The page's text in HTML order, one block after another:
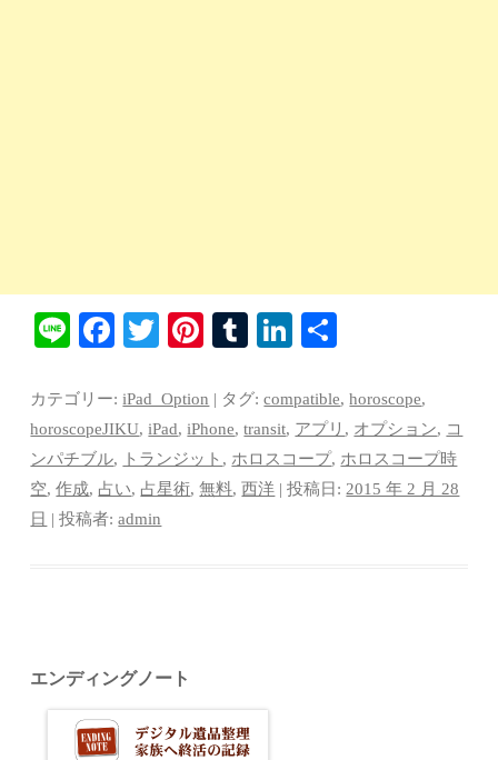
Li
Fa
bo
ok
T
tte
r
Pi
er
es
t
T
m
bl
r
Li
ed
In
カテゴリー:iPad_Option | タグ:compatible,horoscope,
horoscopeJIKU,iPad,iPhone,transit, アプリ , オプション, コ
ンパチブル, トランジット , ホロスコープ, ホロスコープ時
空,作成, 占い, 占星術,無料,西洋 | 投稿日: 2015 年 2 月 28
日 |投稿者:admin
エンディングノート